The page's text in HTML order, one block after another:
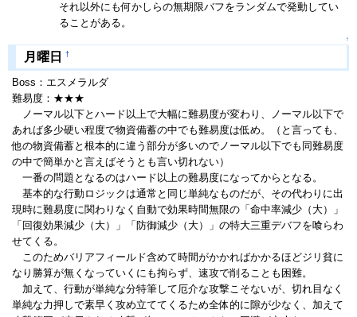
それ以外にも何かしらの無期限バフをランダムで発動してい
ることがある。
↑
月曜日 †
Boss：エスメラルダ
難易度：★★★
ノーマル以下とハード以上で大幅に難易度が変わり、ノーマル以下で
あれば多少硬い程度で物資備蓄の中でも難易度は低め。（と言っても、
他の物資備蓄と根本的に違う部分が多いのでノーマル以下でも同難易度
の中で簡単かと言えばそうとも言い切れない）
一番の問題となるのはハード以上の難易度になってからとなる。
基本的な行動ロジックは通常と同じ単純なものだが、その代わりに出
現時に難易度に関わりなく自動で効果時間無限の「命中率減少（大）」
「回復効果減少（大）」「防御減少（大）」の特大三重デバフを喰らわ
せてくる。
このためバリアフィールド含めて時間がかかればかかるほどジリ貧に
なり勝算が無くなっていくにも拘らず、速攻で削ることも困難。
加えて、行動が単純な分特筆して厄介な攻撃こそないが、切れ目なく
単純な力押しで素早く攻め立ててくるため全体的に隙が少なく、加えて